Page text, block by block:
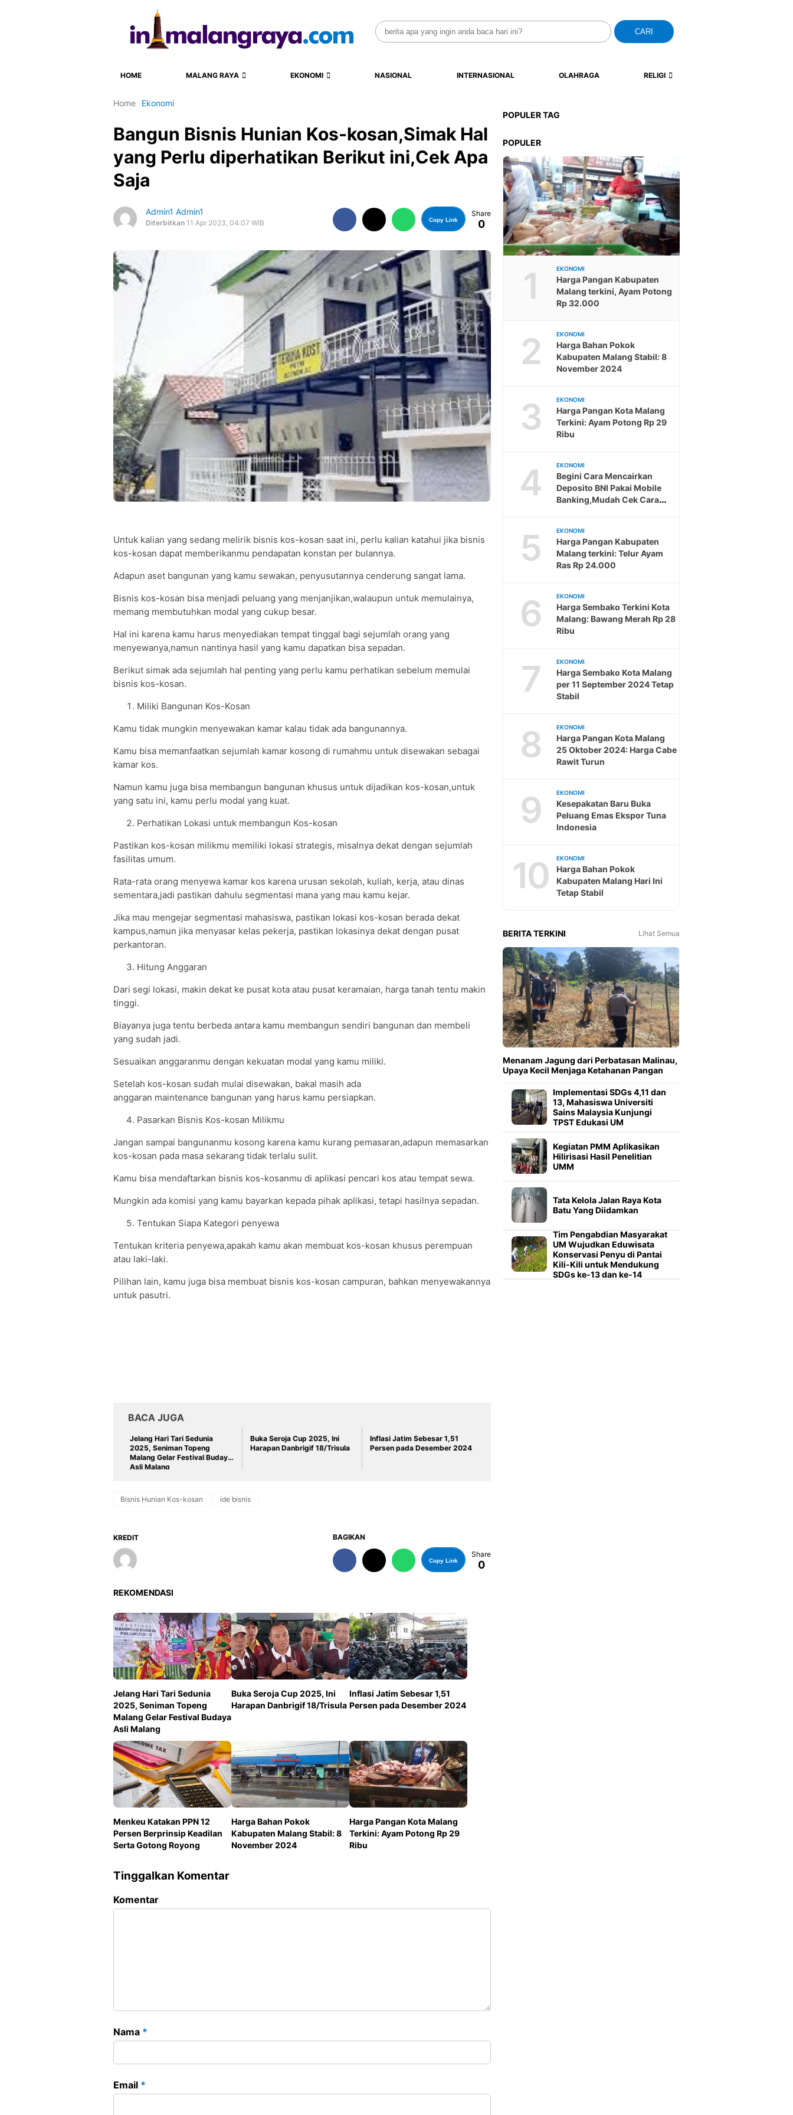
Search
for:
CARI
HOME MALANG RAYA EKONOMI NASIONAL INTERNASIONAL OLAHRAGA RELIGI
Home Ekonomi
Bangun Bisnis Hunian Kos-kosan,Simak Hal
yang Perlu diperhatikan Berikut ini,Cek Apa
Saja
Admin1 Admin1
Diterbitkan 11 Apr 2023, 04:07 WIB Copy Link
Share
0
Untuk kalian yang sedang melirik bisnis kos-kosan saat ini, perlu kalian katahui jika bisnis
kos-kosan dapat memberikanmu pendapatan konstan per bulannya.
Adapun aset bangunan yang kamu sewakan, penyusutannya cenderung sangat lama.
Bisnis kos-kosan bisa menjadi peluang yang menjanjikan,walaupun untuk memulainya,
memang membutuhkan modal yang cukup besar.
Hal ini karena kamu harus menyediakan tempat tinggal bagi sejumlah orang yang
menyewanya,namun nantinya hasil yang kamu dapatkan bisa sepadan.
Berikut simak ada sejumlah hal penting yang perlu kamu perhatikan sebelum memulai
bisnis kos-kosan.
Miliki Bangunan Kos-Kosan
Kamu tidak mungkin menyewakan kamar kalau tidak ada bangunannya.
Kamu bisa memanfaatkan sejumlah kamar kosong di rumahmu untuk disewakan sebagai
kamar kos.
Namun kamu juga bisa membangun bangunan khusus untuk dijadikan kos-kosan,untuk
yang satu ini, kamu perlu modal yang kuat.
Perhatikan Lokasi untuk membangun Kos-kosan
Pastikan kos-kosan milikmu memiliki lokasi strategis, misalnya dekat dengan sejumlah
fasilitas umum.
Rata-rata orang menyewa kamar kos karena urusan sekolah, kuliah, kerja, atau dinas
sementara,jadi pastikan dahulu segmentasi mana yang mau kamu kejar.
Jika mau mengejar segmentasi mahasiswa, pastikan lokasi kos-kosan berada dekat
kampus,namun jika menyasar kelas pekerja, pastikan lokasinya dekat dengan pusat
perkantoran.
Hitung Anggaran
Dari segi lokasi, makin dekat ke pusat kota atau pusat keramaian, harga tanah tentu makin
tinggi.
Biayanya juga tentu berbeda antara kamu membangun sendiri bangunan dan membeli
yang sudah jadi.
Sesuaikan anggaranmu dengan kekuatan modal yang kamu miliki.
Setelah kos-kosan sudah mulai disewakan, bakal masih ada
anggaran maintenance bangunan yang harus kamu persiapkan.
Pasarkan Bisnis Kos-kosan Milikmu
Jangan sampai bangunanmu kosong karena kamu kurang pemasaran,adapun memasarkan
kos-kosan pada masa sekarang tidak terlalu sulit.
Kamu bisa mendaftarkan bisnis kos-kosanmu di aplikasi pencari kos atau tempat sewa.
Mungkin ada komisi yang kamu bayarkan kepada pihak aplikasi, tetapi hasilnya sepadan.
Tentukan Siapa Kategori penyewa
Tentukan kriteria penyewa,apakah kamu akan membuat kos-kosan khusus perempuan
atau laki-laki.
Pilihan lain, kamu juga bisa membuat bisnis kos-kosan campuran, bahkan menyewakannya
untuk pasutri.
BACA JUGA
Jelang Hari Tari Sedunia
2025, Seniman Topeng
Malang Gelar Festival Budaya
Asli Malang
Buka Seroja Cup 2025, Ini
Harapan Danbrigif 18/Trisula
Inflasi Jatim Sebesar 1,51
Persen pada Desember 2024
Bisnis Hunian Kos-kosan ide bisnis
KREDIT BAGIKAN
Copy Link
Share
0
REKOMENDASI
Jelang Hari Tari Sedunia
2025, Seniman Topeng
Malang Gelar Festival Budaya
Asli Malang
Buka Seroja Cup 2025, Ini
Harapan Danbrigif 18/Trisula
Inflasi Jatim Sebesar 1,51
Persen pada Desember 2024
Menkeu Katakan PPN 12
Persen Berprinsip Keadilan
Serta Gotong Royong
Harga Bahan Pokok
Kabupaten Malang Stabil: 8
November 2024
Harga Pangan Kota Malang
Terkini: Ayam Potong Rp 29
Ribu
Tinggalkan Komentar
Komentar
Nama *
Email *
POPULER TAG
POPULER
1 EKONOMI
Harga Pangan Kabupaten
Malang terkini, Ayam Potong
Rp 32.000
2 EKONOMI
Harga Bahan Pokok
Kabupaten Malang Stabil: 8
November 2024
3 EKONOMI
Harga Pangan Kota Malang
Terkini: Ayam Potong Rp 29
Ribu
4 EKONOMI
Begini Cara Mencairkan
Deposito BNI Pakai Mobile
Banking,Mudah Cek Cara
5 EKONOMI
Harga Pangan Kabupaten
Malang terkini: Telur Ayam
Ras Rp 24.000
6 EKONOMI
Harga Sembako Terkini Kota
Malang: Bawang Merah Rp 28
Ribu
7 EKONOMI
Harga Sembako Kota Malang
per 11 September 2024 Tetap
Stabil
8 EKONOMI
Harga Pangan Kota Malang
25 Oktober 2024: Harga Cabe
Rawit Turun
9 EKONOMI
Kesepakatan Baru Buka
Peluang Emas Ekspor Tuna
Indonesia
10 EKONOMI
Harga Bahan Pokok
Kabupaten Malang Hari Ini
Tetap Stabil
BERITA TERKINI Lihat Semua
Menanam Jagung dari Perbatasan Malinau,
Upaya Kecil Menjaga Ketahanan Pangan
Implementasi SDGs 4,11 dan
13, Mahasiswa Universiti
Sains Malaysia Kunjungi
TPST Edukasi UM
Kegiatan PMM Aplikasikan
Hilirisasi Hasil Penelitian
UMM
Tata Kelola Jalan Raya Kota
Batu Yang Diidamkan
Tim Pengabdian Masyarakat
UM Wujudkan Eduwisata
Konservasi Penyu di Pantai
Kili-Kili untuk Mendukung
SDGs ke-13 dan ke-14